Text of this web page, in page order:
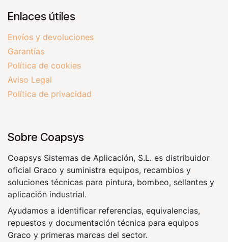
Enlaces útiles
Envíos y devoluciones
Garantías
Política de cookies
Aviso Legal
Política de privacidad
Sobre Coapsys
Coapsys Sistemas de Aplicación, S.L. es distribuidor
oficial Graco y suministra equipos, recambios y
soluciones técnicas para pintura, bombeo, sellantes y
aplicación industrial.
Ayudamos a identificar referencias, equivalencias,
repuestos y documentación técnica para equipos
Graco y primeras marcas del sector.